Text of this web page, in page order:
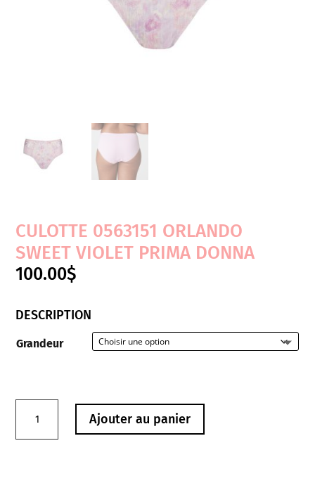
CULOTTE 0563151 ORLANDO
SWEET VIOLET PRIMA DONNA
100.00$
DESCRIPTION
Grandeur
Culotte
Ajouter au panier